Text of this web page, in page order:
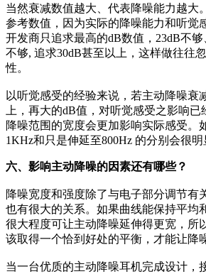
当然衰减数值越大、代表降噪能力越大
参考数值，因为实际的降噪能力和听觉
开发商只追求最高的dB数值，23dB不
不够, 追求30dB甚至以上，这样做往往
性。
以听觉感受的经验来说，若主动降噪衰
上，再大的dB值，对听觉感受之影响
降噪范围的宽度会更加影响实际感受。
1KHz和只是伸延至800Hz 的分别会很明
六、影响主动降噪的因素还有哪些？
降噪宽度和强度除了与电子部分调节有
也有很大的关系。如果曲线能保持平均
很大程度可让主动降噪延伸得更宽，所
该取得一个恰到好处的平衡，才能让降
当一台优质的主动降噪耳机完成设计，